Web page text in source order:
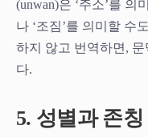
(unwan)은 ‘주소’를 의
나 ‘조짐’를 의미할 수
하지 않고 번역하면,
다.
5. 성별과 존칭